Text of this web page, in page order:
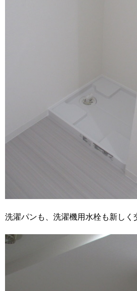
洗濯パンも、洗濯機用水栓も新しく